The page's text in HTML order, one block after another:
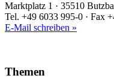
Marktplatz 1 · 35510
Tel. +49 6033 995-0 · Fax
E-Mail schreiben »
Themen